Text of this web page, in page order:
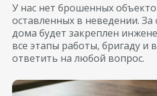
У нас нет брошенных
оставленных в неведении.
дома будет закреплен
все этапы работы, бригаду и
ответить на любой вопрос.